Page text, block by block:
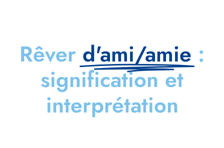
Rêver d'ami/amie :
signification et
interprétation